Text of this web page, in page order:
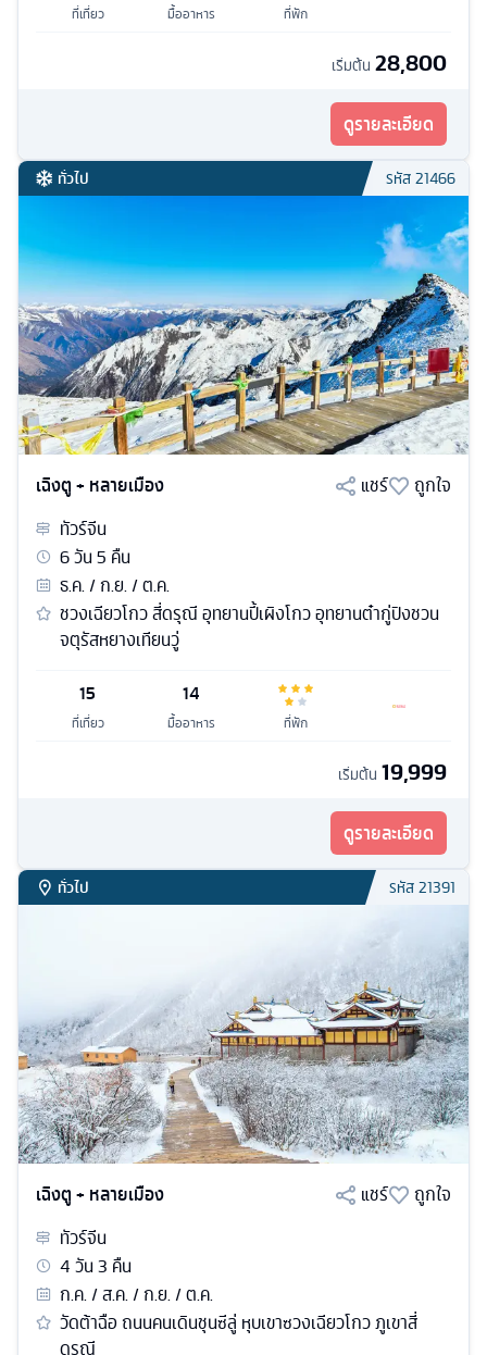
ที่เที่ยว มื้ออาหาร ที่พัก
เริ่มต้น 28,800
ดูรายละเอียด
ทั่วไป รหัส21466
เฉิงตู + หลายเมือง แชร์
ถูกใจ
ทัวร์จีน
6วัน5 คืน
ธ.ค. / ก.ย. / ต.ค.
ชวงเฉียวโกว สี่ดรุณี อุทยานปี้เผิงโกว อุทยานต๋ากู่ปิงชวน
จตุรัสหยางเทียนวู่
15
ที่เที่ยว
14
มื้ออาหาร ที่พัก
เริ่มต้น 19,999
ดูรายละเอียด
ทั่วไป รหัส21391
เฉิงตู + หลายเมือง แชร์
ถูกใจ
ทัวร์จีน
4วัน3 คืน
ก.ค. / ส.ค. / ก.ย. / ต.ค.
วัดต้าฉือ ถนนคนเดินชุนซีลู่ หุบเขาซวงเฉียวโกว ภูเขาสี่
ดรุณี